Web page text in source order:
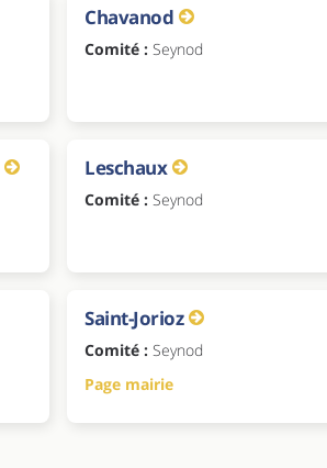
Chavanod
Comité : Seynod
Leschaux
Comité : Seynod
Saint-Jorioz
Comité : Seynod
Page mairie